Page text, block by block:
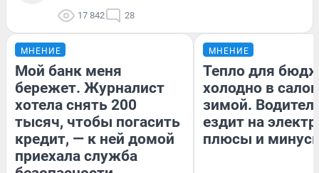
17 842 28
МНЕНИЕ
Мой банк меня
бережет. Журналист
хотела снять 200
тысяч, чтобы погасить
кредит, — к ней домой
приехала служба
МНЕНИЕ
Тепло для
холодно в
зимой.
ездит на
плюсы и